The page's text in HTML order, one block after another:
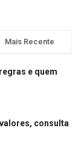
Mais Recente
e quem
consulta